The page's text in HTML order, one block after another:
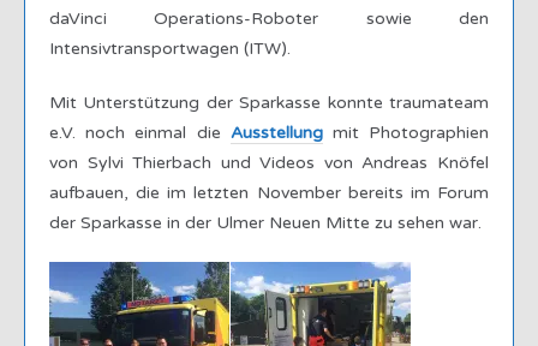
daVinci Operations-Roboter sowie den
Intensivtransportwagen (ITW).
Mit Unterstützung der Sparkasse konnte traumateam
e.V. noch einmal die Ausstellungmit Photographien
von Sylvi Thierbach und Videos von Andreas Knöfel
aufbauen, die im letzten November bereits im Forum
der Sparkasse in der Ulmer Neuen Mitte zu sehen war.